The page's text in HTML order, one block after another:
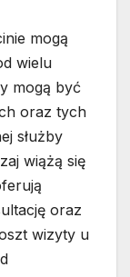
mogą
wielu
mogą być
oraz tych
służby
wiążą się
oraz
wizyty u